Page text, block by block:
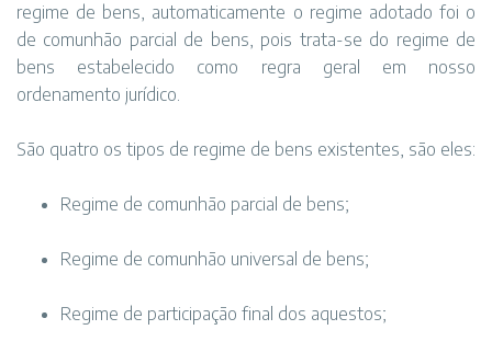
regime de bens, automaticamente o regime adotado foi o
de comunhão parcial de bens, pois trata-se do regime de
bens estabelecido como regra geral em nosso
ordenamento jurídico.
São quatro os tipos de regime de bens existentes, são eles:
Regime de comunhão parcial de bens;
Regime de comunhão universal de bens;
Regime de participação final dos aquestos;